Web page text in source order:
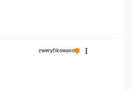
zweryfikowano